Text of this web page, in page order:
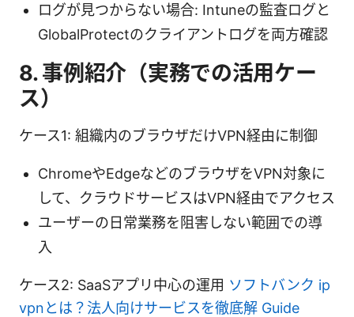
ログが見つからない場合: Intuneの監査ログと
GlobalProtectのクライアントログを両方確認
8. 事例紹介（実務での活用ケー
ス）
ケース1: 組織内のブラウザだけVPN経由に制御
ChromeやEdgeなどのブラウザをVPN対象に
して、クラウドサービスはVPN経由でアクセス
ユーザーの日常業務を阻害しない範囲での導
入
ケース2: SaaSアプリ中心の運用 ソフトバンク ip
vpnとは？法人向けサービスを徹底解 Guide